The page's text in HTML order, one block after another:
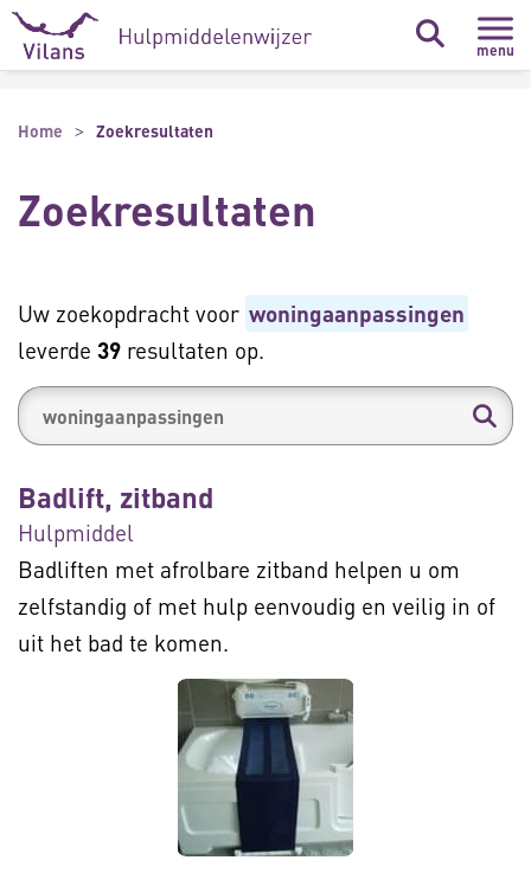
Naar hoofdinhoud
Naar footer
menu
Home Zoekresultaten
Zoekresultaten
Uw zoekopdracht voor woningaanpassingen
leverde 39 resultaten op.
Badlift, zitband
Hulpmiddel
Badliften met afrolbare zitband helpen u om
zelfstandig of met hulp eenvoudig en veilig in of
uit het bad te komen.